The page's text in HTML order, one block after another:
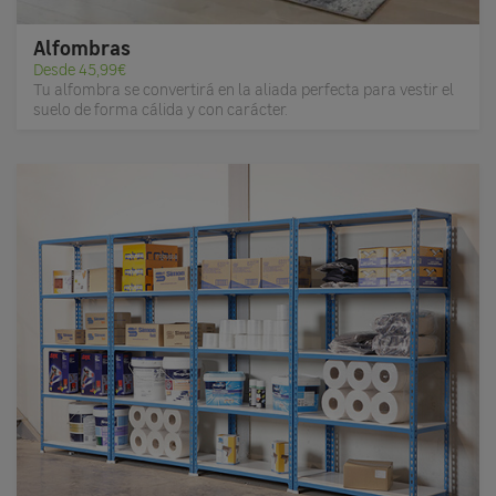
Alfombras
Desde 45,99€
Tu alfombra se convertirá en la aliada perfecta para vestir el
suelo de forma cálida y con carácter.